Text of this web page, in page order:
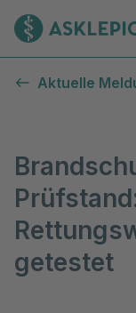
Aktuelle
getestet